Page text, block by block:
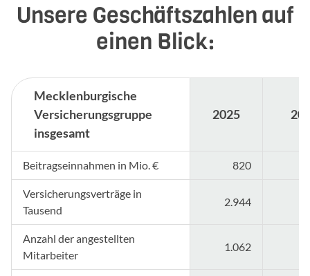
Unsere Geschäftszahlen auf
einen Blick:
Mecklenburgische
Versicherungsgruppe
insgesamt
2025
Beitragseinnahmen in Mio. € 820
Versicherungsverträge in
Tausend
2.944
Anzahl der angestellten
Mitarbeiter
1.062